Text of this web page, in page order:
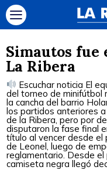
Simautos fue
La Ribera
Escuchar noticia El
del torneo de minifútbol
la cancha del barrio
los partidos anteriores a
de la Ribera, pero por
disputaron la fase final
título al vencer desde el
de Leonel, luego de
reglamentario. Desde el
camiseta negra llegó